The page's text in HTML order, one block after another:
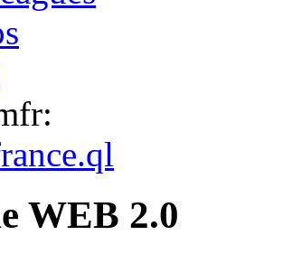
WEB 2.0